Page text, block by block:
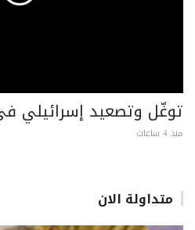
توغّل وتصعيد إسرائيلي
منذ 4 ساعات
متداولة الان